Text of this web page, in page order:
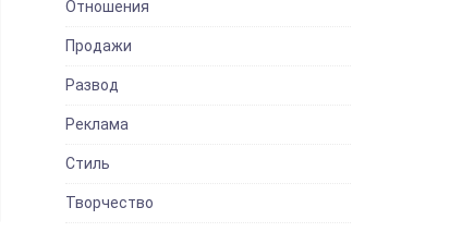
Отношения
Продажи
Развод
Реклама
Стиль
Творчество